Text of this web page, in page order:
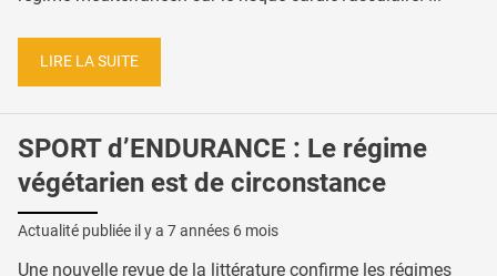
LIRE LA SUITE
SPORT d’ENDURANCE : Le régime
végétarien est de circonstance
Actualité publiée il y a 7 années 6 mois
Une nouvelle revue de la littérature confirme les régimes